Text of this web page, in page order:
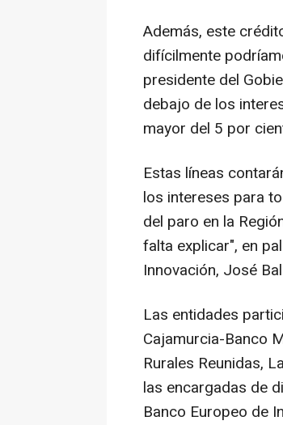
Además, este
difícilmente
presidente del
debajo de los
mayor del 5 por
Estas líneas
los intereses para
del paro en la
falta explicar", en
Innovación, José
Las entidades
Cajamurcia-Banco
Rurales Reunidas,
las encargadas de
Banco Europeo de